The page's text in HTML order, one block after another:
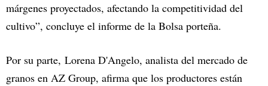
márgenes proyectados, afectando la competitividad del
cultivo”, concluye el informe de la Bolsa porteña.
Por su parte, Lorena D'Angelo, analista del mercado de
granos en AZ Group, afirma que los productores están